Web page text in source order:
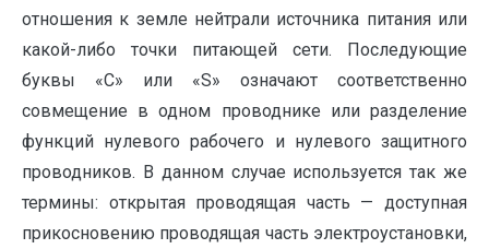
отношения к земле нейтрали источника питания или
какой-либо точки питающей сети. Последующие
буквы «C» или «S» означают соответственно
совмещение в одном проводнике или разделение
функций нулевого рабочего и нулевого защитного
проводников. В данном случае используется так же
термины: открытая проводящая часть — доступная
прикосновению проводящая часть электроустановки,